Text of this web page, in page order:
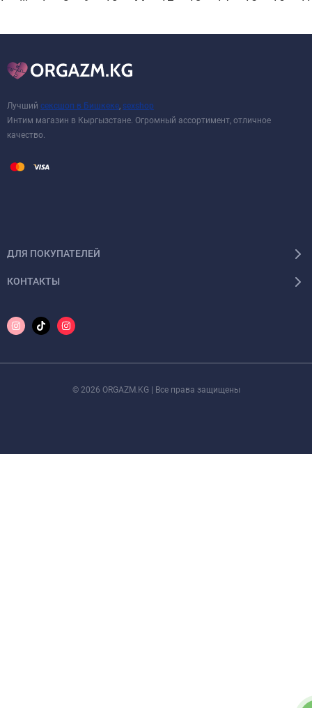
Лучший сексшоп в Бишкеке sexshop
Интим магазин в Кыргызстане. Огромный ассортимент, отличное
качество.
ДЛЯ ПОКУПАТЕЛЕЙ
КОНТАКТЫ
© 2026 ORGAZM.KG | Все права защищены